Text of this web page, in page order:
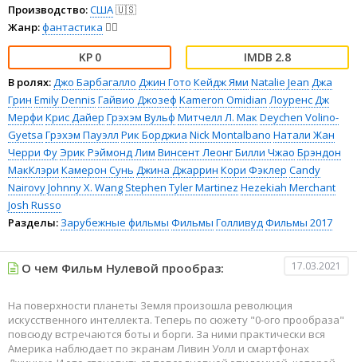
Производство:США🇺🇸
Жанр:фантастика 🧙‍♀️
0 2.8
В ролях:Джо Барбагалло Джин Гото Кейдж Ями Natalie Jean Джа
Грин Emily Dennis Гайвио Джозеф Kameron Omidian Лоуренс Дж
Мерфи Крис Дайер Грэхэм Вульф Митчелл Л. Мак Deychen Volino-
Gyetsa Грэхэм Пауэлл Рик Борджиа Nick Montalbano Натали Жан
Черри ФуЭрик Рэймонд Лим Винсент ЛеонгБилли Чжао Брэндон
МакКлэри Камерон Сунь Джина Джаррин Кори Фэклер Candy
NairovyJohnny X. Wang Stephen Tyler Martinez Hezekiah Merchant
Josh Russo
Разделы: Зарубежные фильмы Фильмы ГолливудФильмы 2017
О чем Фильм Нулевой прообраз: 17.03.2021
На поверхности планеты Земля произошла революция
искусственного интеллекта. Теперь по сюжету "0-ого прообраза"
повсюду встречаются боты и борги. За ними практически вся
Америка наблюдает по экранам Ливин Уолл и смартфонах